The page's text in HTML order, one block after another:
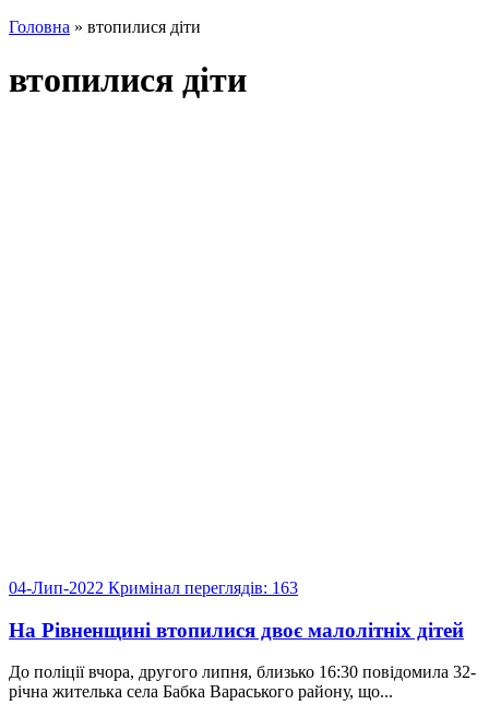
Головна » втопилися діти
втопилися діти
04-Лип-2022 Кримінал переглядів: 163
На Рівненщині втопилися двоє малолітніх дітей
До поліції вчора, другого липня, близько 16:30 повідомила 32-
річна жителька села Бабка Вараського району, що...